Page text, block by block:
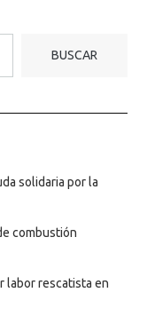
BUSCAR
solidaria por la
combustión
labor rescatista en